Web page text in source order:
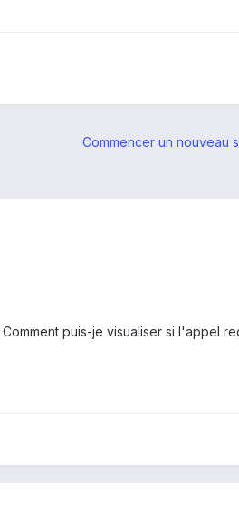
Commencer un nouveau
puis-je visualiser si l'appel